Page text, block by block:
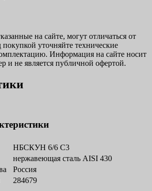
на сайте, могут отличаться от
уточняйте технические
Информация на сайте носит
и не является публичной офертой.
НБСКУН 6/6 С3
нержавеющая сталь AISI 430
Россия
284679